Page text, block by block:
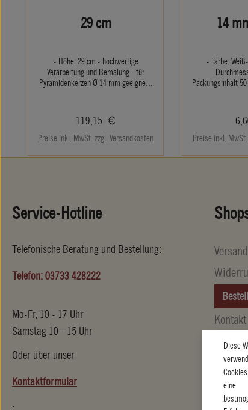
29 cm
- Höhe: 29 cm - hochwertige
Verarbeitung und Bemalung - für
Pyramidenkerzen Ø 14 mm geeignet -
Regulärer Preis:
119,15 €
Preise inkl. MwSt. zzgl. Versandkosten
14
- Farbe:
Packungsinhalt 50
14 mm
Preise inkl.
Service-Hotline
Telefonische Beratung und Bestellung:
Telefon: 03733 428222
Mo-Fr, 10 - 17 Uhr
Samstag 10 - 15 Uhr
Oder über unser
Kontaktformular
Kontakt
Diese
eine